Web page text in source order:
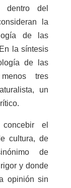
dentro del
la
de las
la síntesis
de las
tres
un
el
cultura, de
de
y donde
opinión sin